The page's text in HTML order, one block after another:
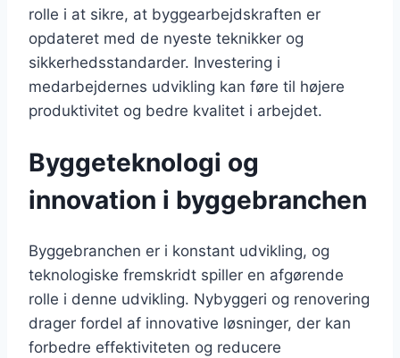
rolle i at sikre, at byggearbejdskraften er
opdateret med de nyeste teknikker og
sikkerhedsstandarder. Investering i
medarbejdernes udvikling kan føre til højere
produktivitet og bedre kvalitet i arbejdet.
Byggeteknologi og
innovation i byggebranchen
Byggebranchen er i konstant udvikling, og
teknologiske fremskridt spiller en afgørende
rolle i denne udvikling. Nybyggeri og renovering
drager fordel af innovative løsninger, der kan
forbedre effektiviteten og reducere